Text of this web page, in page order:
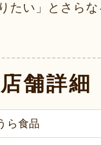
たい」とさら
店舗詳細
ら食品